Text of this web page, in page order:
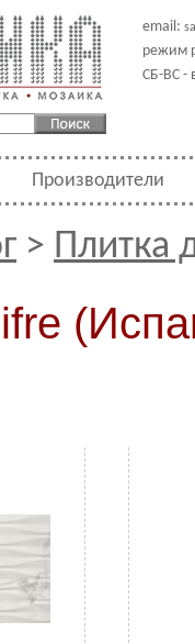
email:
режим
СБ-ВС -
Производители
> Плитка